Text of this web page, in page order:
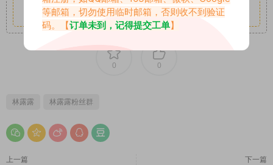
其它更多疑问请查看站内帮助中心！
0 0
林露露 林露露粉丝群
上一篇 下一篇
等邮箱，切勿使用临时邮箱，否则收不到验证
码。【订单未到，记得提交工单】